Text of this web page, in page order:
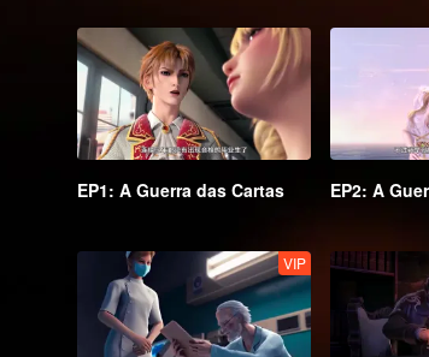
EP1: A Guerra das Cartas EP2: A
VIP